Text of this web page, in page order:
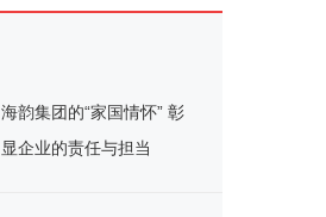
海韵集团的“家国情怀” 彰
显企业的责任与担当